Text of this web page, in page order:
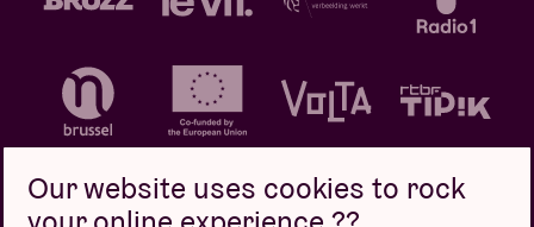
Our website uses cookies to rock